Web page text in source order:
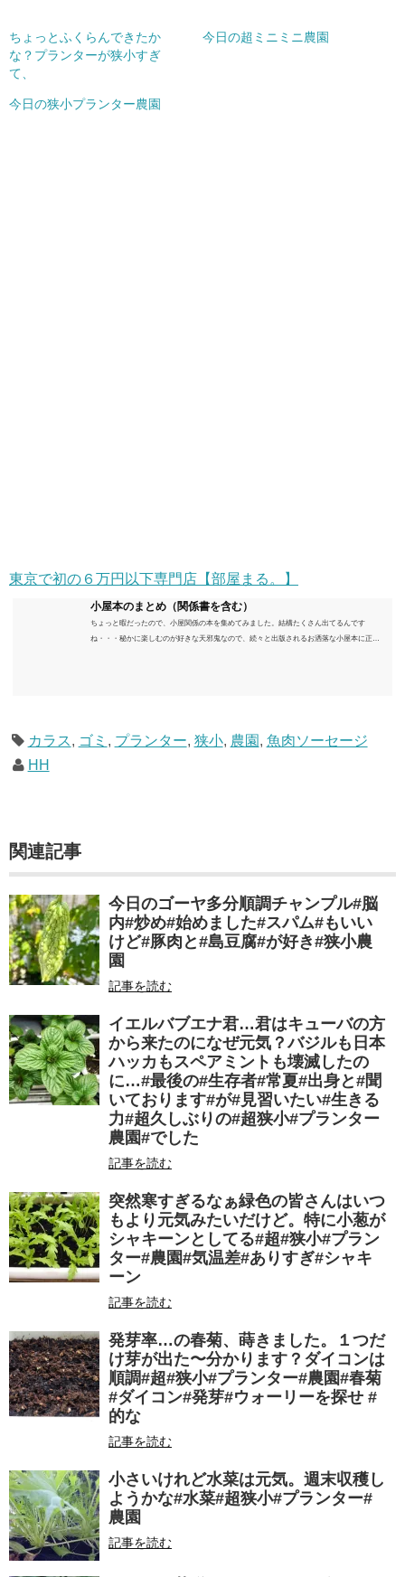
ちょっとふくらんできたか
な？プランターが狭小すぎ
て、
今日の超ミニミニ農園
今日の狭小プランター農園
東京で初の６万円以下専門店【部屋まる。】
小屋本のまとめ（関係書を含む）
ちょっと暇だったので、小屋関係の本を集めてみました。結構たくさん出てるんです
ね・・・秘かに楽しむのが好きな天邪鬼なので、続々と出版されるお洒落な小屋本に正直
カラス, ゴミ , プランター, 狭小, 農園 , 魚肉ソーセージ
HH
関連記事
今日のゴーヤ多分順調チャンプル#脳
内#炒め#始めました#スパム#もいい
けど#豚肉と#島豆腐#が好き#狭小農
園
記事を読む
イエルバブエナ君…君はキューバの方
から来たのになぜ元気？バジルも日本
ハッカもスペアミントも壊滅したの
に…#最後の#生存者#常夏#出身と#聞
いております#が#見習いたい#生きる
力#超久しぶりの#超狭小#プランター
農園#でした
記事を読む
突然寒すぎるなぁ緑色の皆さんはいつ
もより元気みたいだけど。特に小葱が
シャキーンとしてる#超#狭小#プラン
ター#農園#気温差#ありすぎ#シャキ
ーン
記事を読む
発芽率…の春菊、蒔きました。１つだ
け芽が出た〜分かります？ダイコンは
順調#超#狭小#プランター#農園#春菊
#ダイコン#発芽#ウォーリーを探せ #
的な
記事を読む
小さいけれど水菜は元気。週末収穫し
ようかな#水菜#超狭小#プランター#
農園
記事を読む